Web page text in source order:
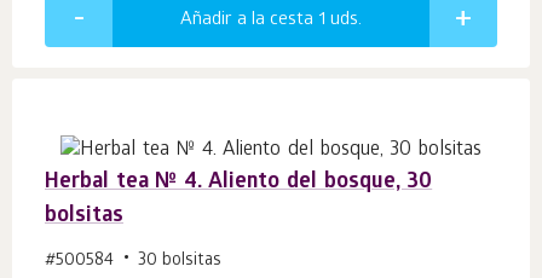
Añadir a la cesta 1 uds.
Herbal tea № 4. Aliento del bosque, 30
bolsitas
#500584 30 bolsitas